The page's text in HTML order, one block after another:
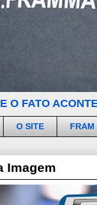
O FATO
O SITE FRAM
Imagem